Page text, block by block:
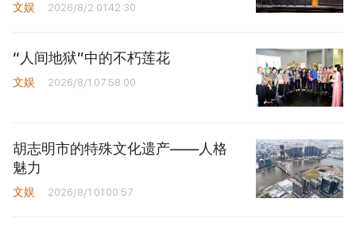
文娱 2026/8/2 01:42:30
“人间地狱”中的不朽莲花
文娱 2026/8/1 07:58:00
胡志明市的特殊文化遗产——人格
魅力
文娱 2026/8/1 01:00:57